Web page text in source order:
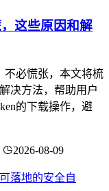
这些原因和解
不必慌张，本文将梳
决方法，帮助用户
的下载操作，避
2026-08-09